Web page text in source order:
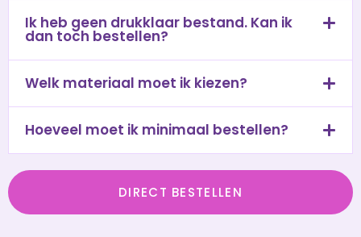
Ik heb geen drukklaar bestand. Kan ik
dan toch bestellen?
Welk materiaal moet ik kiezen?
Hoeveel moet ik minimaal bestellen?
DIRECT BESTELLEN